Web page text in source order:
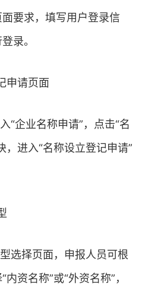
要求，填写用户登录信
录。
申请页面
企业名称申请”，点击“名
，进入“名称设立登记申请”
择页面，申报人员可根
资名称”或“外资名称”，